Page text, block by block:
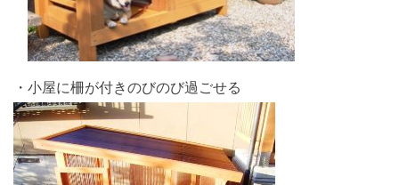
・小屋に柵が付きのびのび過ごせる